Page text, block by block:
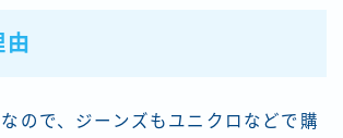
由
ので、ジーンズもユニクロなどで購